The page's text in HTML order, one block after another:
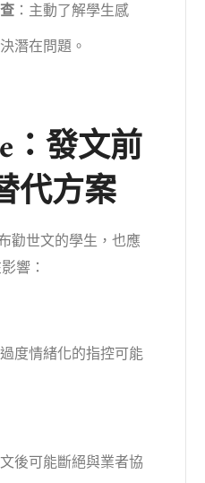
：主動了解學生感
潛在問題。
：發文前
代方案
勸世文的學生，也應
響：
度情緒化的指控可能
後可能斷絕與業者協